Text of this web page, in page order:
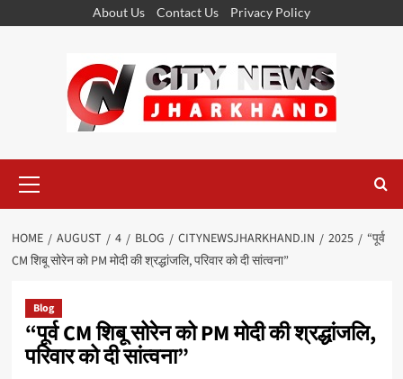
About Us Contact Us Privacy Policy
Menu
HOME AUGUST 4 BLOG CITYNEWSJHARKHAND.IN 2025
“पूर्व
CM शिबू सोरेन को PM मोदी की श्रद्धांजलि, परिवार को दी सांत्वना”
Blog
“पूर्व CM शिबू सोरेन को PM मोदी की श्रद्धांजलि,
परिवार को दी सांत्वना”